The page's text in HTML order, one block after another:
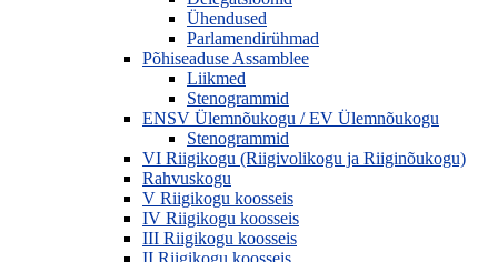
Ühendused
Parlamendirühmad
Põhiseaduse Assamblee
Liikmed
Stenogrammid
ENSV Ülemnõukogu / EV Ülemnõukogu
Stenogrammid
VI Riigikogu (Riigivolikogu ja Riiginõukogu)
Rahvuskogu
V Riigikogu koosseis
IV Riigikogu koosseis
III Riigikogu koosseis
II Riigikogu koosseis